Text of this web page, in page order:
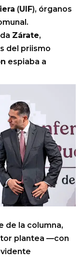
(UIF), órganos
Zárate,
del priismo
espiaba a
de la columna,
plantea —con